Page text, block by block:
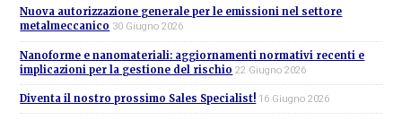
Nuova autorizzazione generale per le emissioni nel settore
metalmeccanico 30 Giugno 2026
Nanoforme e nanomateriali: aggiornamenti normativi recenti e
implicazioni per la gestione del rischio 22 Giugno 2026
Diventa il nostro prossimo Sales Specialist! 16 Giugno 2026